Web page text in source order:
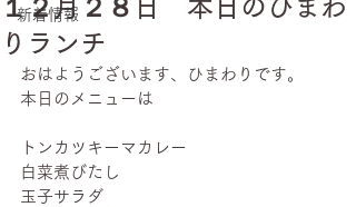
新着情報
１２月２８日 本日のひまわ
りランチ
おはようございます、ひまわりです。
本日のメニューは
トンカツキーマカレー
白菜煮びたし
玉子サラダ